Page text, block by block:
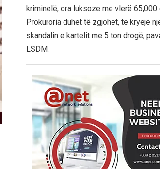
kriminelë, ora luksoze me vlerë 65,000
Prokuroria duhet të zgjohet, të kryejë
skandalin e kartelit me 5 ton drogë,
LSDM.